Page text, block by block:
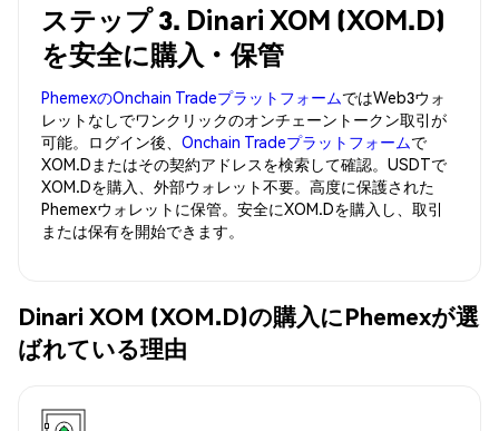
ステップ 3. Dinari XOM (XOM.D)
を安全に購入・保管
PhemexのOnchain TradeプラットフォームではWeb3ウォ
レットなしでワンクリックのオンチェーントークン取引が
可能。ログイン後、 Onchain Tradeプラットフォームで
XOM.Dまたはその契約アドレスを検索して確認。USDTで
XOM.Dを購入、外部ウォレット不要。高度に保護された
Phemexウォレットに保管。安全にXOM.Dを購入し、取引
または保有を開始できます。
Dinari XOM (XOM.D)の購入にPhemexが選
ばれている理由